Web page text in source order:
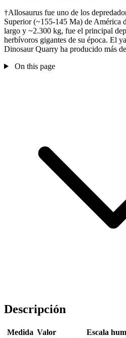
†Allosaurus fue uno de los
Superior (~155-145 Ma) de América
largo y ~2.300 kg, fue el principal
herbívoros gigantes de su época. El
Dinosaur Quarry ha producido más
On this page
Descripción
Medida Valor
Escala